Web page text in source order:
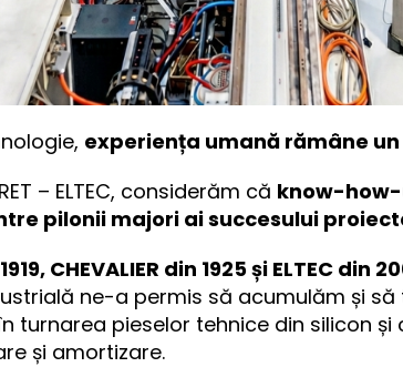
experiența umană rămâne
– ELTEC, considerăm că know-
pilonii majori ai succesului
CHEVALIER din 1925 și ELTEC din
ne-a permis să acumulăm și
turnarea pieselor tehnice din silicon
și amortizare.